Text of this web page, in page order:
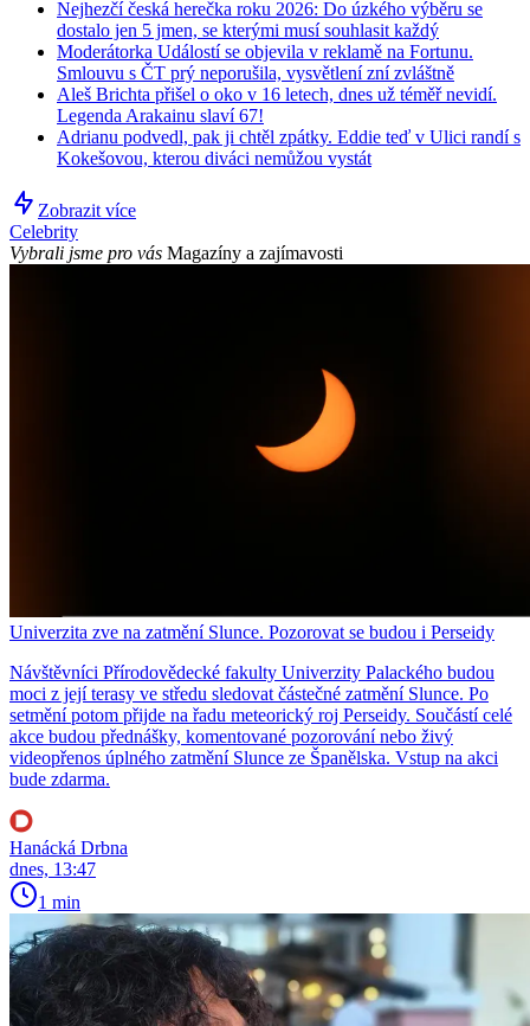
Nejhezčí česká herečka roku 2026: Do úzkého výběru se
dostalo jen 5 jmen, se kterými musí souhlasit každý
Moderátorka Událostí se objevila v reklamě na Fortunu.
Smlouvu s ČT prý neporušila, vysvětlení zní zvláštně
Aleš Brichta přišel o oko v 16 letech, dnes už téměř nevidí.
Legenda Arakainu slaví 67!
Adrianu podvedl, pak ji chtěl zpátky. Eddie teď v Ulici randí s
Kokešovou, kterou diváci nemůžou vystát
Zobrazit více
Celebrity
Vybrali jsme pro vás Magazíny a zajímavosti
Univerzita zve na zatmění Slunce. Pozorovat se budou i Perseidy
Návštěvníci Přírodovědecké fakulty Univerzity Palackého budou
moci z její terasy ve středu sledovat částečné zatmění Slunce. Po
setmění potom přijde na řadu meteorický roj Perseidy. Součástí celé
akce budou přednášky, komentované pozorování nebo živý
videopřenos úplného zatmění Slunce ze Španělska. Vstup na akci
bude zdarma.
Hanácká Drbna
dnes, 13:47
1 min